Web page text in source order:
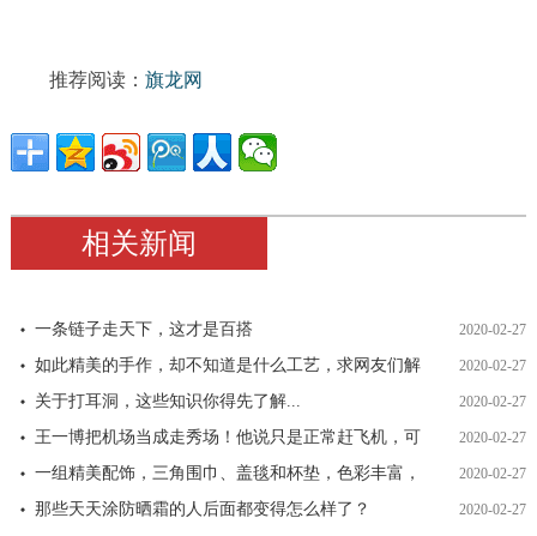
推荐阅读： 旗龙网
相关新闻
一条链子走天下，这才是百搭 2020-02-27
如此精美的手作，却不知道是什么工艺，求网友们解 2020-02-27
关于打耳洞，这些知识你得先了解... 2020-02-27
王一博把机场当成走秀场！他说只是正常赶飞机，可 2020-02-27
一组精美配饰，三角围巾、盖毯和杯垫，色彩丰富， 2020-02-27
那些天天涂防晒霜的人后面都变得怎么样了？ 2020-02-27